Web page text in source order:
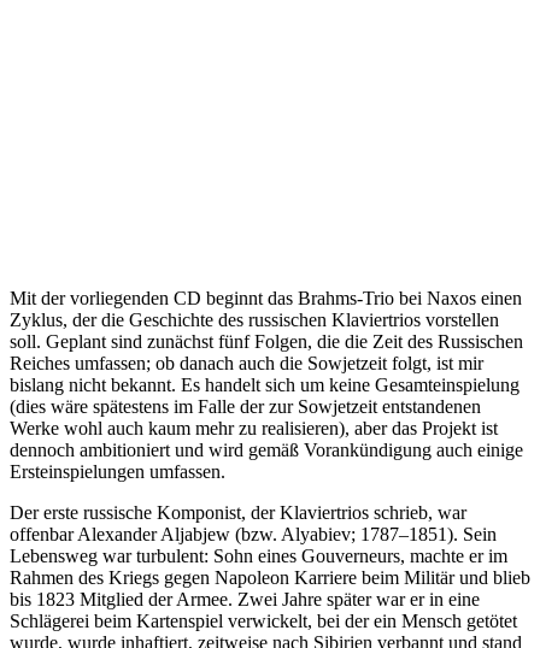
Mit der vorliegenden CD beginnt das Brahms-Trio bei Naxos einen
Zyklus, der die Geschichte des russischen Klaviertrios vorstellen
soll. Geplant sind zunächst fünf Folgen, die die Zeit des Russischen
Reiches umfassen; ob danach auch die Sowjetzeit folgt, ist mir
bislang nicht bekannt. Es handelt sich um keine Gesamteinspielung
(dies wäre spätestens im Falle der zur Sowjetzeit entstandenen
Werke wohl auch kaum mehr zu realisieren), aber das Projekt ist
dennoch ambitioniert und wird gemäß Vorankündigung auch einige
Ersteinspielungen umfassen.
Der erste russische Komponist, der Klaviertrios schrieb, war
offenbar Alexander Aljabjew (bzw. Alyabiev; 1787–1851). Sein
Lebensweg war turbulent: Sohn eines Gouverneurs, machte er im
Rahmen des Kriegs gegen Napoleon Karriere beim Militär und blieb
bis 1823 Mitglied der Armee. Zwei Jahre später war er in eine
Schlägerei beim Kartenspiel verwickelt, bei der ein Mensch getötet
wurde, wurde inhaftiert, zeitweise nach Sibirien verbannt und stand